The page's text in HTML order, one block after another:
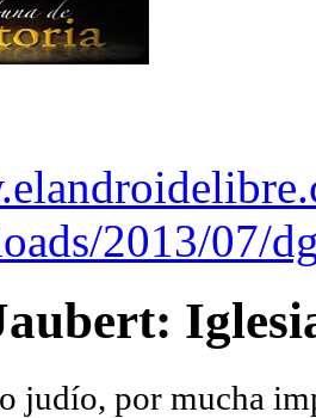
2013/07/
judío, por mucha